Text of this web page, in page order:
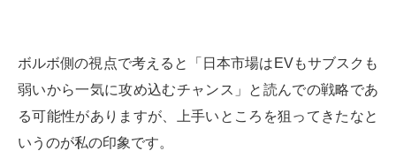
ボルボ側の視点で考えると「日本市場はEVもサブスクも
弱いから一気に攻め込むチャンス」と読んでの戦略であ
る可能性がありますが、上手いところを狙ってきたなと
いうのが私の印象です。